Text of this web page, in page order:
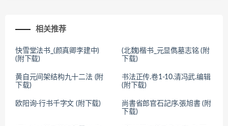
相关推荐
快雪堂法书_(颜真卿李建中)
(附下载)
(北魏)楷书_元显儁墓志铭 (附
下载)
黄自元间架结构九十二法 (附
下载)
书法正传.卷1-10.清冯武.编辑
(附下载)
欧阳询-行书千字文 (附下载)
尚書省郎官石記序.張旭書 (附
下载)